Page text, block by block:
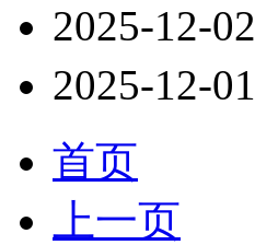
2025-12-02
2025-12-01
首页
上一页